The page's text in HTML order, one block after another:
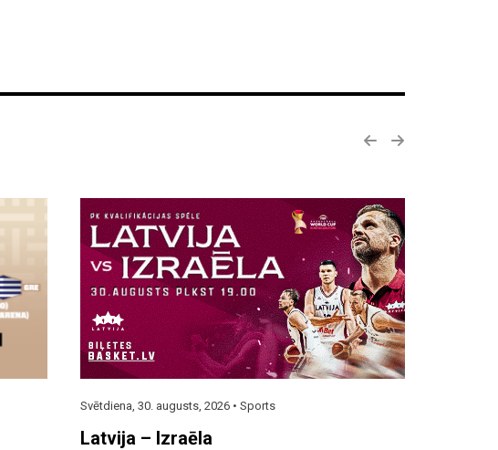
Svētdiena, 30. augusts, 2026 • Sports
Latvija – Izraēla